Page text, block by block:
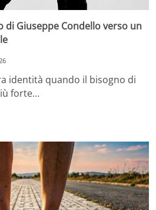
di Giuseppe Condello verso un
identità quando il bisogno di
forte…